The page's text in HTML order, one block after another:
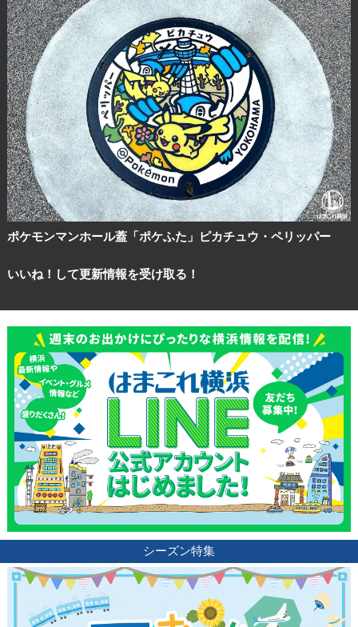
ポケモンマンホール蓋「ポケふた」ピカチュウ・ペリッパー
いいね！して更新情報を受け取る！
シーズン特集